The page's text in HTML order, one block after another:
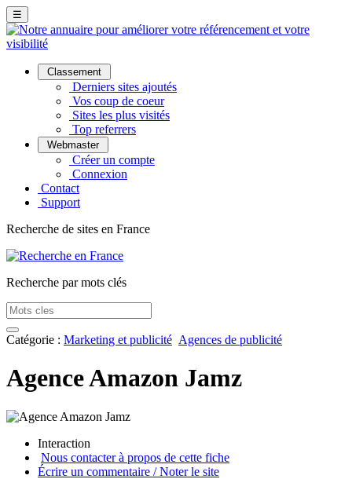
☰
Classement
Derniers sites ajoutés
Vos coup de coeur
Sites les plus visités
Top referrers
Webmaster
Créer un compte
Connexion
Contact
Support
Recherche de sites en France
Recherche par mots clés
Catégorie : Marketing et publicité Agences de publicité
Agence Amazon Jamz
Interaction
Nous contacter à propos de cette fiche
Écrire un commentaire / Noter le site